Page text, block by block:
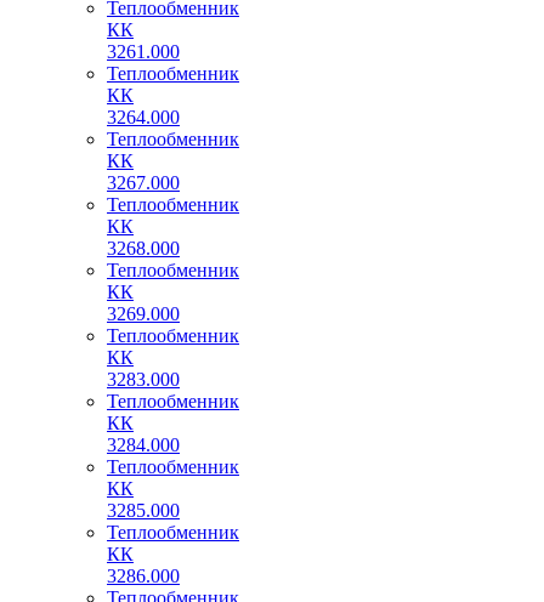
Теплообменник
КК
3261.000
Теплообменник
КК
3264.000
Теплообменник
КК
3267.000
Теплообменник
КК
3268.000
Теплообменник
КК
3269.000
Теплообменник
КК
3283.000
Теплообменник
КК
3284.000
Теплообменник
КК
3285.000
Теплообменник
КК
3286.000
Теплообменник